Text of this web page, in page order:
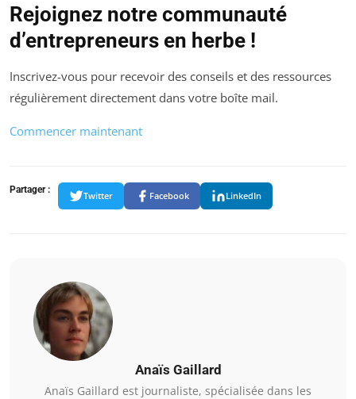
Rejoignez notre communauté
d’entrepreneurs en herbe !
Inscrivez-vous pour recevoir des conseils et des ressources
régulièrement directement dans votre boîte mail.
Commencer maintenant
Partager :
Twitter Facebook LinkedIn
Anaïs Gaillard
Anaïs Gaillard est journaliste, spécialisée dans les